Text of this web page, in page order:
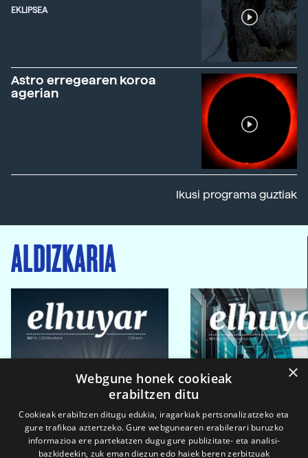
EKLIPSEA
Astro erregearen koroa
agerian
Ikusi programa guztiak
ALDIZKARIA
×
Webgune honek cookieak
erabiltzen ditu
Cookieak erabiltzen ditugu edukia, iragarkiak pertsonalizatzeko eta
gure trafikoa aztertzeko. Gure webgunearen erabilerari buruzko
informazioa ere partekatzen dugu gure publizitate- eta analisi-
bazkideekin, zuk eman diezun edo haiek beren zerbitzuak